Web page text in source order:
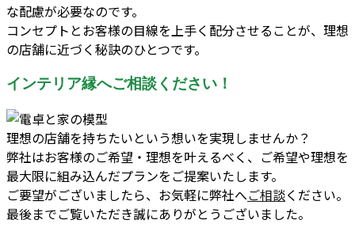
な配慮が必要なのです。
コンセプトとお客様の目線を上手く配分させることが、理想
の店舗に近づく秘訣のひとつです。
インテリア縁へご相談ください！
理想の店舗を持ちたいという想いを実現しませんか？
弊社はお客様のご希望・理想を叶えるべく、ご希望や理想を
最大限に組み込んだプランをご提案いたします。
ご要望がございましたら、お気軽に弊社へご相談ください。
最後までご覧いただき誠にありがとうございました。